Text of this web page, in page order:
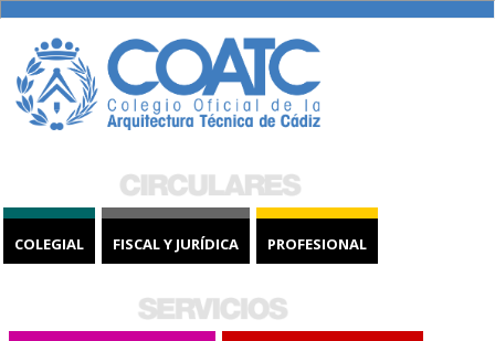
COLEGIAL FISCAL Y JURÍDICA PROFESIONAL